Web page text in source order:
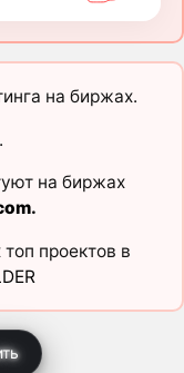
на биржах.
на биржах
.
проектов в